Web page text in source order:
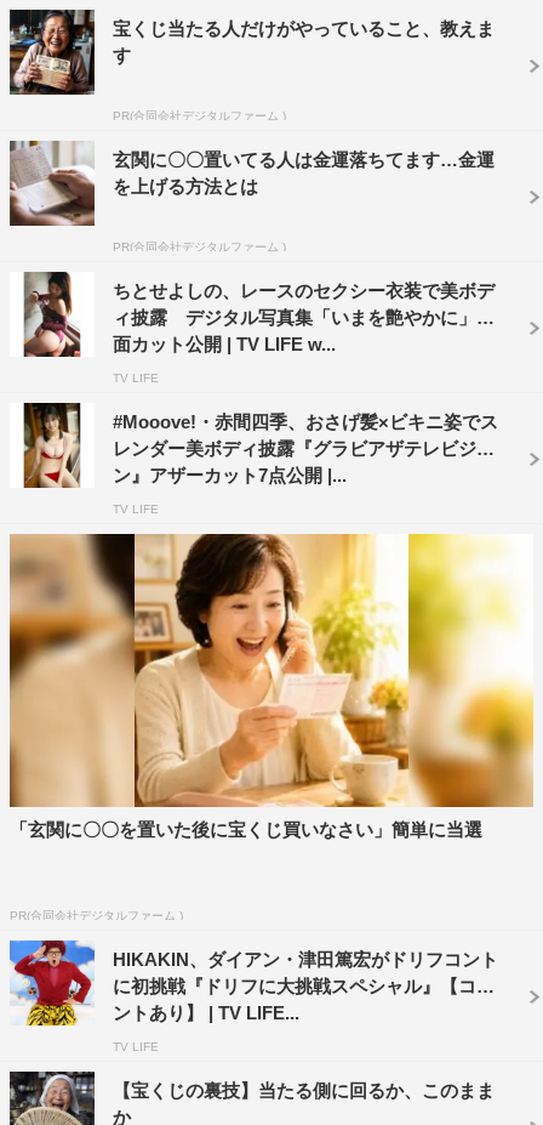
宝くじ当たる人だけがやっていること、教えま
す
PR(合同会社デジタルファーム )
玄関に〇〇置いてる人は金運落ちてます…金運
を上げる方法とは
PR(合同会社デジタルファーム )
ちとせよしの、レースのセクシー衣装で美ボデ
ィ披露 デジタル写真集「いまを艶やかに」誌
面カット公開 | TV LIFE w...
TV LIFE
#Mooove!・赤間四季、おさげ髪×ビキニ姿でス
レンダー美ボディ披露『グラビアザテレビジョ
ン』アザーカット7点公開 |...
TV LIFE
「玄関に〇〇を置いた後に宝くじ買いなさい」簡単に当選
PR(合同会社デジタルファーム )
HIKAKIN、ダイアン・津田篤宏がドリフコント
に初挑戦『ドリフに大挑戦スペシャル』【コメ
ントあり】 | TV LIFE...
TV LIFE
【宝くじの裏技】当たる側に回るか、このまま
か